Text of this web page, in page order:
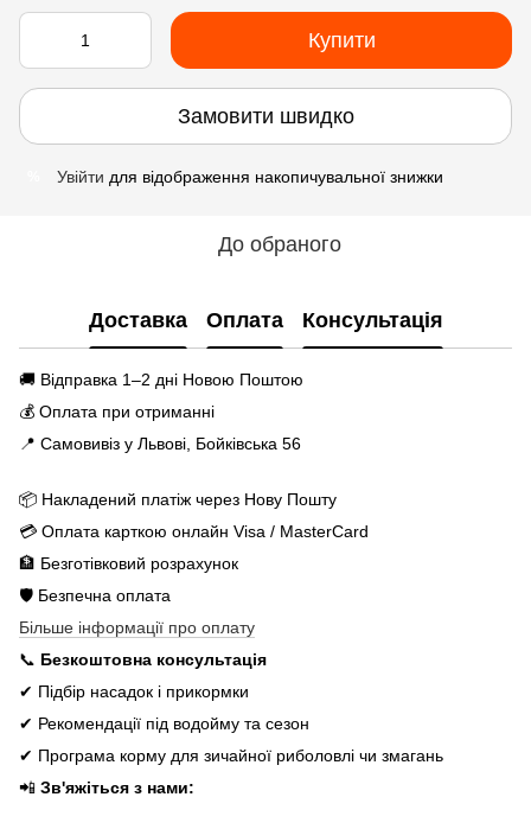
Купити
Замовити швидко
Увійти для відображення накопичувальної знижки
До обраного
Доставка Оплата Консультація
🚚 Відправка 1–2 дні Новою Поштою
💰 Оплата при отриманні
📍 Самовивіз у Львові, Бойківська 56
📦 Накладений платіж через Нову Пошту
💳 Оплата карткою онлайн Visa / MasterCard
🏦 Безготівковий розрахунок
🛡️ Безпечна оплата
Більше інформації про оплату
📞 Безкоштовна консультація
✔ Підбір насадок і прикормки
✔ Рекомендації під водойму та сезон
✔ Програма корму для зичайної риболовлі чи змагань
📲 Зв'яжіться з нами: